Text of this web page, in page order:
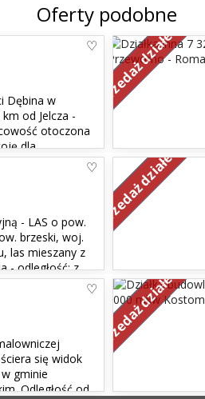
Oferty podobne
Dębina w
od Jelcza -
otoczona
dla
Sprzedaż działek
jednorodzinnej
Działka nie
- LAS o pow.
brzeski, woj.
las mieszany z
- odległość: z
Cena : 12...
Sprzedaż działek
takie posiada
Aktualne
się widok
gminie
Odległość od
Sprzedaż działek